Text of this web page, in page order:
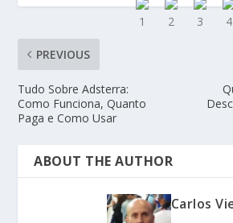
PREVIOUS
Tudo Sobre Adsterra:
Como Funciona, Quanto
Paga e Como Usar
ABOUT THE AUTHOR
Carlos